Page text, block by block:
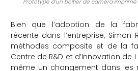
Prototype d’un boîtier de caméra imprimé
Bien que l’adoption de la
récente dans l’entreprise, Simon
méthodes composite et de la
Centre de R&D et d’Innovation
même un changement dans les